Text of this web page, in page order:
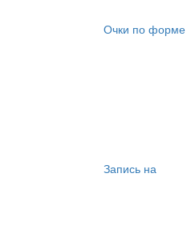
Очки по форме
Запись на